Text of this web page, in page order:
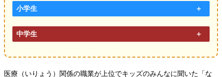
小学生
中学生
医療（いりょう）関係の職業が上位でキッズのみんなに聞いた「な